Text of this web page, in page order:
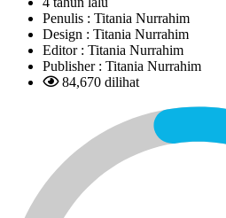
Penulis : Titania Nurrahim
Design : Titania Nurrahim
Editor : Titania Nurrahim
Publisher : Titania Nurrahim
84,670 dilihat